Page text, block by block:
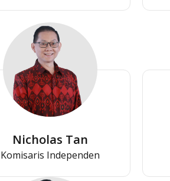
Nicholas Tan
Komisaris Independen